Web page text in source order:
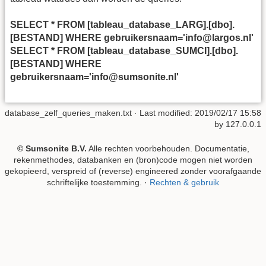
SELECT * FROM [tableau_database_LARG].[dbo].
[BESTAND] WHERE gebruikersnaam='info@largos.nl'
SELECT * FROM [tableau_database_SUMCI].[dbo].
[BESTAND] WHERE
gebruikersnaam='info@sumsonite.nl'
database_zelf_queries_maken.txt · Last modified: 2019/02/17 15:58
by 127.0.0.1
© Sumsonite B.V. Alle rechten voorbehouden. Documentatie,
rekenmethodes, databanken en (bron)code mogen niet worden
gekopieerd, verspreid of (reverse) engineered zonder voorafgaande
schriftelijke toestemming. · Rechten & gebruik